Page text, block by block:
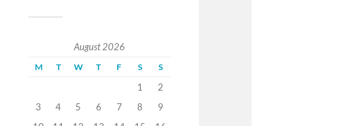
August 2026
M T W T F S S
1
2
3
4 5 6 7 8
9